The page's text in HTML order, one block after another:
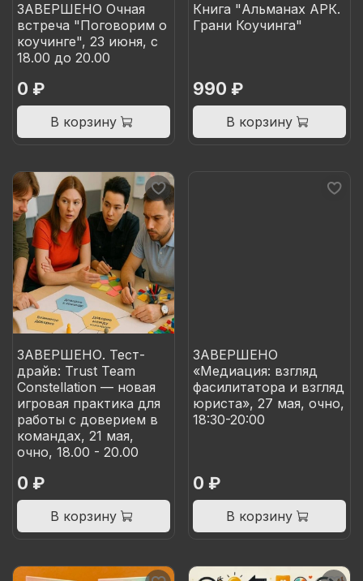
ЗАВЕРШЕНО Очная
встреча "Поговорим о
коучинге", 23 июня, с
18.00 до 20.00
0 ₽
В корзину
Книга "Альманах АРК.
Грани Коучинга"
990 ₽
В корзину
ЗАВЕРШЕНО. Тест-
драйв: Trust Team
Constellation — новая
игровая практика для
работы с доверием в
командах, 21 мая,
очно, 18.00 - 20.00
0 ₽
В корзину
ЗАВЕРШЕНО
«Медиация: взгляд
фасилитатора и взгляд
юриста», 27 мая, очно,
18:30-20:00
0 ₽
В корзину